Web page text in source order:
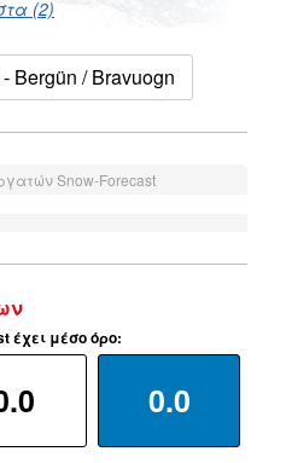
(2)
Bergün / Bravuogn
Snow-Forecast
έχει μέσο όρο:
0.0